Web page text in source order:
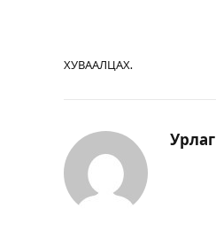
ХУВААЛЦАХ.
Урлаг